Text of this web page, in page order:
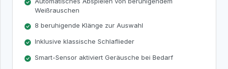
Weißrauschen
8 beruhigende Klänge zur Auswahl
Inklusive klassische Schlaflieder
Smart-Sensor aktiviert Geräusche bei Bedarf